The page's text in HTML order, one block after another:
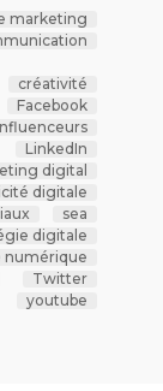
marketing
créativité
Facebook
LinkedIn
digital
digitale
sea
digitale
numérique
Twitter
youtube